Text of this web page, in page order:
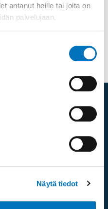
antanut heille tai joita on
palvelujaan.
Näytä tiedot